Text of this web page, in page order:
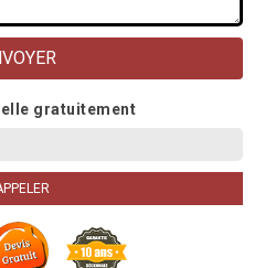
gratuitement